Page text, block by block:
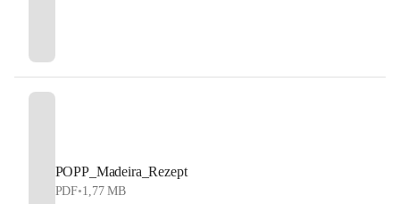
POPP_Madeira_Rezept
PDF•1,77 MB